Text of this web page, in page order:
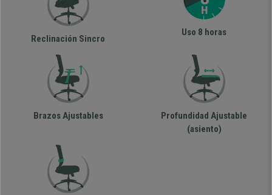
Reclinación Sincro
Uso 8 horas
Brazos Ajustables
Profundidad Ajustable
(asiento)